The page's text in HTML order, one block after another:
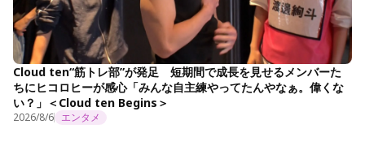
Cloud ten“筋トレ部”が発足 短期間で成長を見せるメンバーた
ちにヒコロヒーが感心「みんな自主練やってたんやなぁ。偉くな
い？」＜Cloud ten Begins＞
2026/8/6 エンタメ